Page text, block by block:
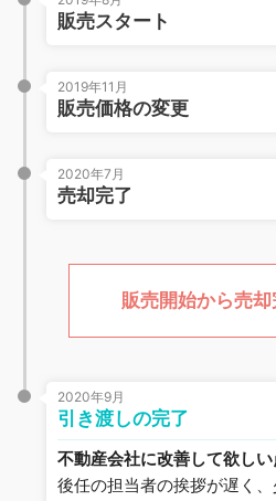
販売スタート
2019年11月
販売価格の変更
2020年7月
売却完了
販売開始から売却
2020年9月
引き渡しの完了
不動産会社に改善して欲し
後任の担当者の挨拶が遅く、